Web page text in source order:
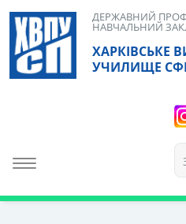
Skip
content
ХАРКІВСЬКЕ
УЧИЛИЩЕ
ДЕРЖАВНИЙ
НАВЧАЛЬНИЙ
Toggle navigation